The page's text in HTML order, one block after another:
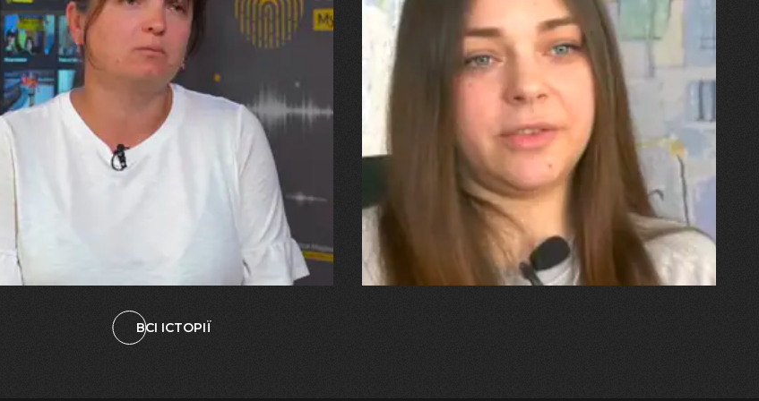
29.07.2026
Марина, Ваїд та Аміна Харченко
"Попри всі втрати, ми не
зламалися: тепер я бачу
свого вбитого чоловіка у
наших дітях"
27.07.2026
"Я перенесла 11 операцій, та
плакала від фантомного
болю. Але маленька донька
бере за руку і змушує йти
далі"
ВСІ ІСТОРІЇ